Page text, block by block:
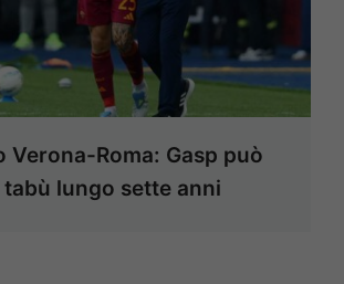
Verona-Roma: Gasp può
lungo sette anni